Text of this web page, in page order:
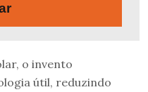
o invento
útil, reduzindo